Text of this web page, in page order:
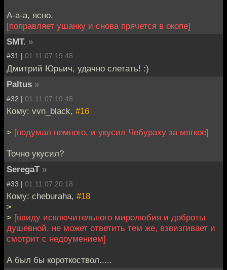
А-а-а, ясно.
[поправляет ушанку и снова прячется в окопе]
SMT. »
#31 | 01.11.07 19:48
Дмитрий Юрьич, удачно слетать! :)
Paltus »
#32 | 01.11.07 19:48
Кому: vvn_black, #16
> [подумал немного, и укусил Чебураху за мягкое]
Точно укусил?
SeregaT »
#33 | 01.11.07 20:18
Кому: cheburaha, #18
>
> [ввиду исключительного миролюбия и доброты
душевной, не может ответить тем же, взвизгивает и
смотрит с недоумением]
А был бы короткоствол.....